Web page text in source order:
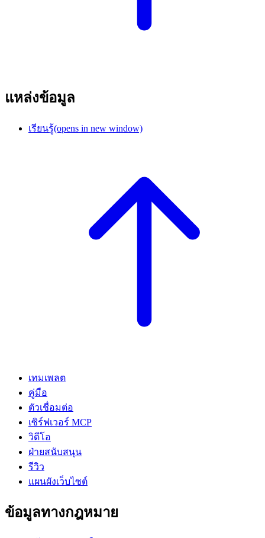
แหล่งข้อมูล
เรียนรู้(opens in new window)
เทมเพลต
คู่มือ
ตัวเชื่อมต่อ
เซิร์ฟเวอร์ MCP
วิดีโอ
ฝ่ายสนับสนุน
รีวิว
แผนผังเว็บไซต์
ข้อมูลทางกฎหมาย